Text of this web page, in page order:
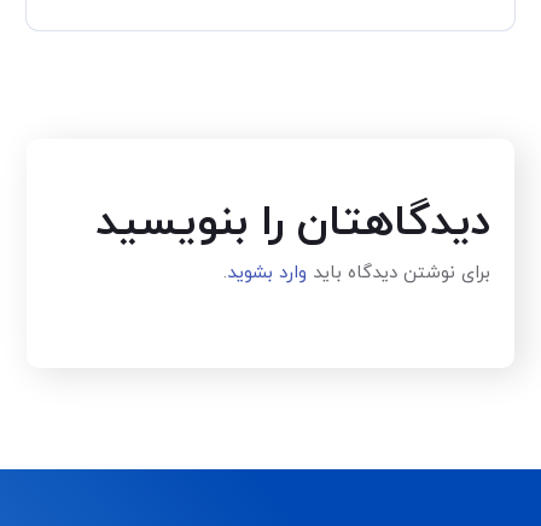
دیدگاهتان را بنویسید
برای نوشتن دیدگاه باید وارد بشوید.